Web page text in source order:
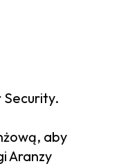
Security.
aby
Aranzy